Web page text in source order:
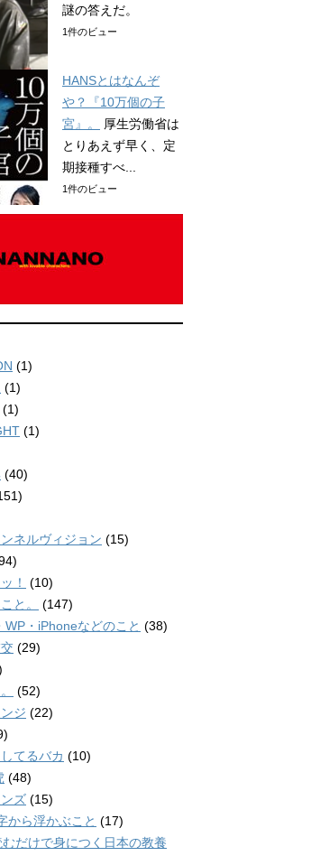
謎の答えだ。
1件のビュー
HANSとはなんぞ
や？『10万個の子
宮』。
厚生労働省は
とりあえず早く、定
期接種すべ...
1件のビュー
(1)
(1)
(1)
(1)
(40)
ネルヴィジョン (15)
！
(10)
と。
(147)
WP・iPhoneなどのこと (38)
(29)
(52)
ジ (22)
てるバカ (10)
(48)
ズ (15)
から浮かぶこと (17)
だけで身につく日本の教養